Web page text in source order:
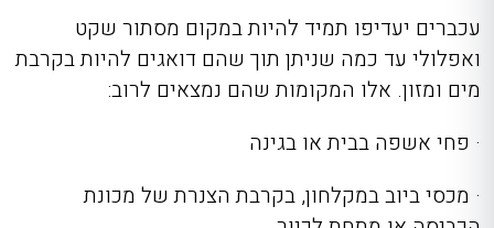
עכברים יעדיפו תמיד להיות במקום מסתור שקט
ואפלולי עד כמה שניתן תוך שהם דואגים להיות בקרבת
מים ומזון. אלו המקומות שהם נמצאים לרוב:
· פחי אשפה בבית או בגינה
· מכסי ביוב במקלחון, בקרבת הצנרת של מכונת